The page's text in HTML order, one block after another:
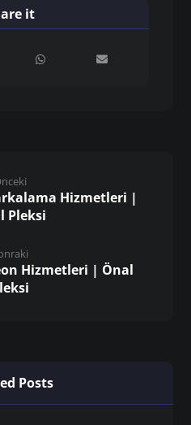
Hizmetleri |
Pleksi
Hizmetleri | Önal
Posts